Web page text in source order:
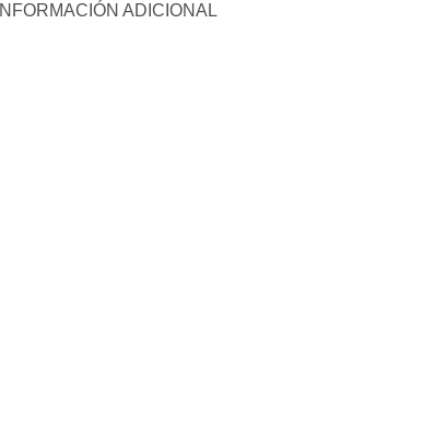
INFORMACIÓN ADICIONAL